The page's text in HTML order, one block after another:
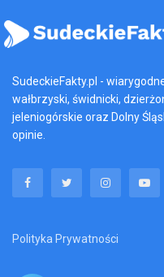
SudeckieFakty.pl -
wałbrzyski, świdnicki,
jeleniogórskie oraz Dolny
opinie.
Polityka Prywatności